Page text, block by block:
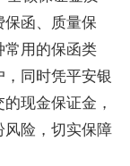
函、质量保
常用的保函类
，同时凭平安银
现金保证金，
风险，切实保障